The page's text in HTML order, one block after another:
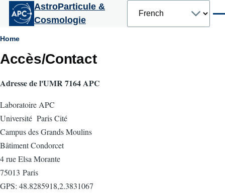
Aller au contenu principal
AstroParticule &
Cosmologie
your
Fil
d'Ariane
Home
Accès/Contact
Adresse de l'UMR 7164 APC
Laboratoire APC
Université Paris Cité
Campus des Grands Moulins
Bâtiment Condorcet
4 rue Elsa Morante
75013 Paris
GPS: 48.8285918,2.3831067